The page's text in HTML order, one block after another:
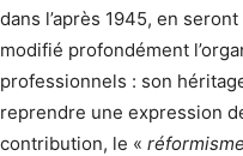
dans l’après 1945, en
modifié profondément
professionnels : son
reprendre une expression
contribution, le «